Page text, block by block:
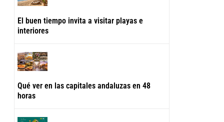
El buen tiempo invita a visitar playas e
interiores
Qué ver en las capitales andaluzas en 48
horas